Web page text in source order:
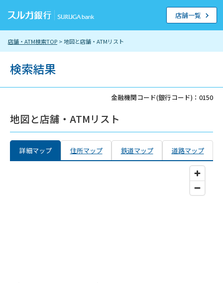
店舗・ATM検索TOP > 地図と店舗・ATMリスト
店舗一覧
検索結果
金融機関コード(銀行コード)：0150
地図と店舗・ATMリスト
詳細マップ 住所マップ 鉄道マップ 道路マップ